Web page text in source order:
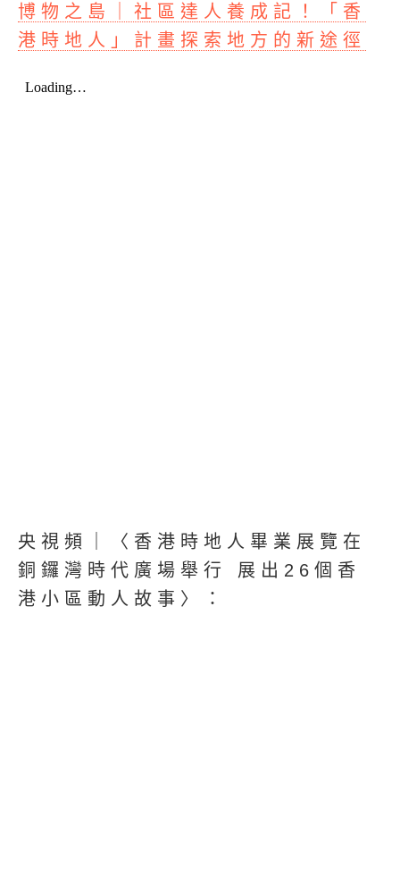
博物之島｜社區達人養成記！「香
港時地人」計畫探索地方的新途徑
央視頻｜〈香港時地人畢業展覽在
銅鑼灣時代廣場舉行 展出26個香
港小區動人故事〉：